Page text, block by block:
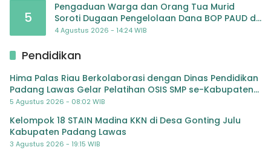
5
Pengaduan Warga dan Orang Tua Murid
Soroti Dugaan Pengelolaan Dana BOP PAUD di
TK Al-Ikhlas Tapanuli Selatan
4 Agustus 2026 - 14:24 WIB
Pendidikan
Hima Palas Riau Berkolaborasi dengan Dinas Pendidikan
Padang Lawas Gelar Pelatihan OSIS SMP se-Kabupaten
Padang Lawas
5 Agustus 2026 - 08:02 WIB
Kelompok 18 STAIN Madina KKN di Desa Gonting Julu
Kabupaten Padang Lawas
3 Agustus 2026 - 19:15 WIB